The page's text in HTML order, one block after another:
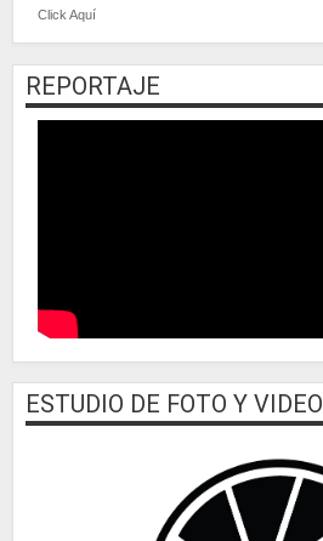
Click Aquí
REPORTAJE
ESTUDIO DE FOTO Y VIDEO